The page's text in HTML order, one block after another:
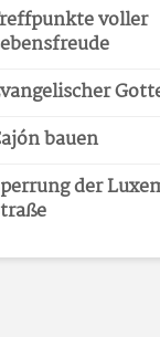
voller
bauen
der